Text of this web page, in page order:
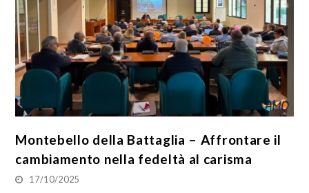
Montebello della Battaglia – Affrontare il
cambiamento nella fedeltà al carisma
17/10/2025